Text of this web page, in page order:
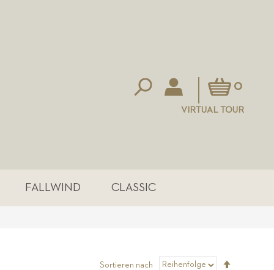
Mein Warenkorb
0
VIRTUAL TOUR
FALLWIND CLASSIC
Sortieren nach